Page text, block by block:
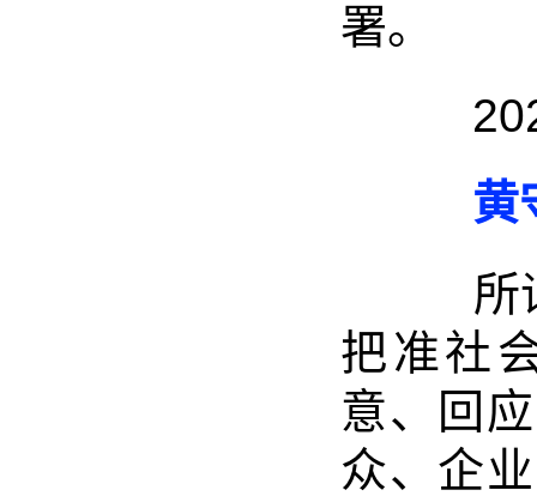
署。
黄
所谓
把准社
意、回
众、企